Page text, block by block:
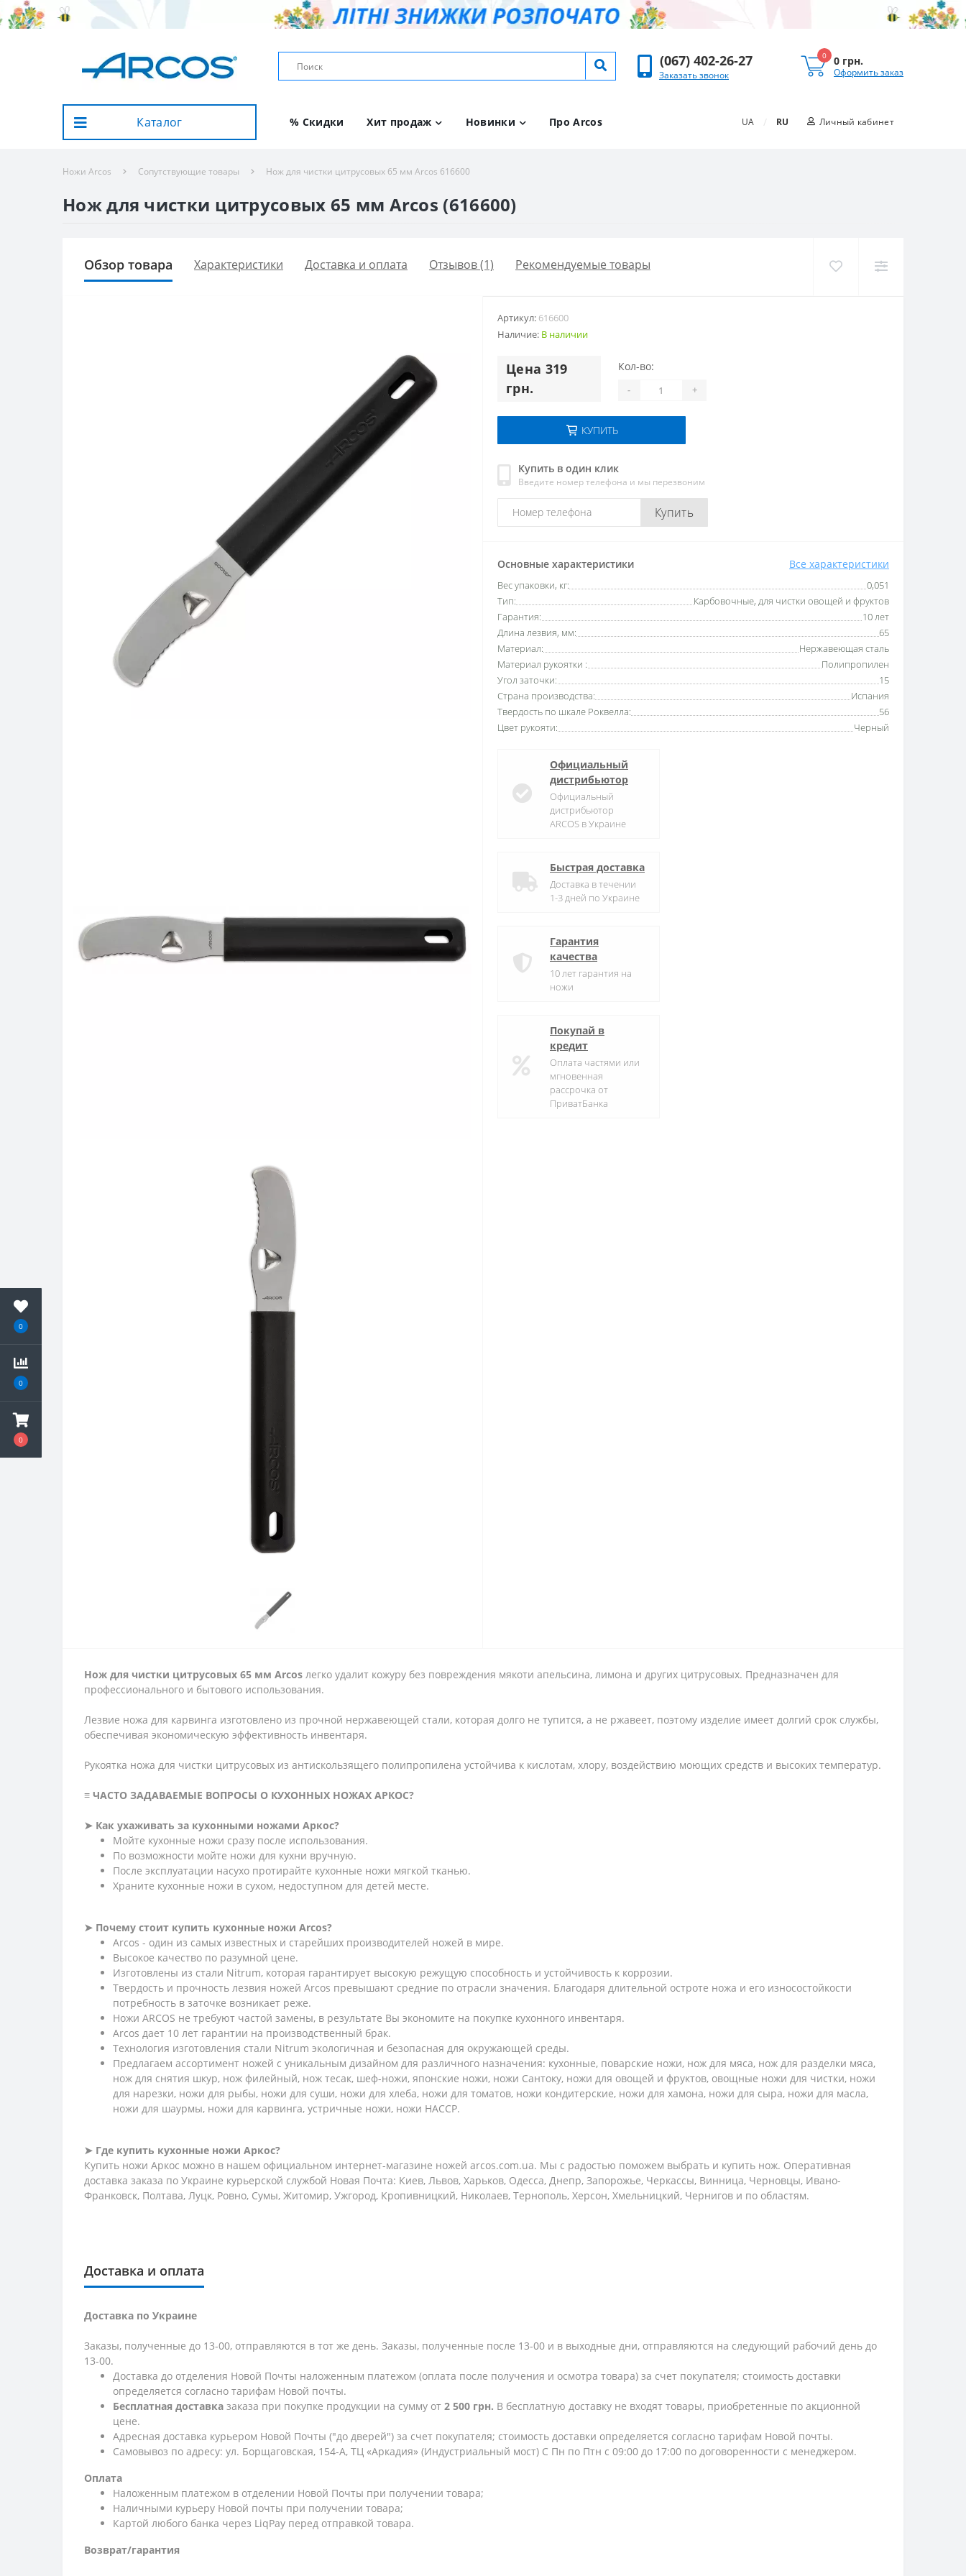
0
0
0
(067) 402-26-27
Заказать звонок
0 0 грн.
Оформить заказ
Каталог % Скидки Хит продаж Новинки Про Arcos UA / RU Личный кабинет
Ножи Arcos Сопутствующие товары Нож для чистки цитрусовых 65 мм Arcos 616600
Нож для чистки цитрусовых 65 мм Arcos (616600)
Обзор товара Характеристики Доставка и оплата Отзывов (1) Рекомендуемые товары
Артикул: 616600
Наличие: В наличии
Цена 319
грн.
Кол-во:
- +
КУПИТЬ
Купить в один клик
Введите номер телефона и мы перезвоним
Купить
Основные характеристики Все характеристики
Вес упаковки, кг:
0,051
Тип:
Карбовочные, для чистки овощей и фруктов
Гарантия:
10 лет
Длина лезвия, мм:
65
Материал:
Нержавеющая сталь
Материал рукоятки :
Полипропилен
Угол заточки:
15
Страна производства:
Испания
Твердость по шкале Роквелла:
56
Цвет рукояти:
Черный
Официальный
дистрибьютор
Официальный
дистрибьютор
ARCOS в Украине
Быстрая доставка
Доставка в течении
1-3 дней по Украине
Гарантия
качества
10 лет гарантия на
ножи
Покупай в
кредит
Оплата частями или
мгновенная
рассрочка от
ПриватБанка
Нож для чистки цитрусовых 65 мм Arcos легко удалит кожуру без повреждения мякоти апельсина, лимона и других цитрусовых. Предназначен для
профессионального и бытового использования.
Лезвие ножа для карвинга изготовлено из прочной нержавеющей стали, которая долго не тупится, а не ржавеет, поэтому изделие имеет долгий срок службы,
обеспечивая экономическую эффективность инвентаря.
Рукоятка ножа для чистки цитрусовых из антискользящего полипропилена устойчива к кислотам, хлору, воздействию моющих средств и высоких температур.
≡ ЧАСТО ЗАДАВАЕМЫЕ ВОПРОСЫ О КУХОННЫХ НОЖАХ АРКОС?
➤ Как ухаживать за кухонными ножами Аркос?
Мойте кухонные ножи сразу после использования.
По возможности мойте ножи для кухни вручную.
После эксплуатации насухо протирайте кухонные ножи мягкой тканью.
Храните кухонные ножи в сухом, недоступном для детей месте.
➤ Почему стоит купить кухонные ножи Arcos?
Arcos - один из самых известных и старейших производителей ножей в мире.
Высокое качество по разумной цене.
Изготовлены из стали Nitrum, которая гарантирует высокую режущую способность и устойчивость к коррозии.
Твердость и прочность лезвия ножей Arcos превышают средние по отрасли значения. Благодаря длительной остроте ножа и его износостойкости
потребность в заточке возникает реже.
Ножи ARCOS не требуют частой замены, в результате Вы экономите на покупке кухонного инвентаря.
Arcos дает 10 лет гарантии на производственный брак.
Технология изготовления стали Nitrum экологичная и безопасная для окружающей среды.
Предлагаем ассортимент ножей с уникальным дизайном для различного назначения: кухонные, поварские ножи, нож для мяса, нож для разделки мяса,
нож для снятия шкур, нож филейный, нож тесак, шеф-ножи, японские ножи, ножи Сантоку, ножи для овощей и фруктов, овощные ножи для чистки, ножи
для нарезки, ножи для рыбы, ножи для суши, ножи для хлеба, ножи для томатов, ножи кондитерские, ножи для хамона, ножи для сыра, ножи для масла,
ножи для шаурмы, ножи для карвинга, устричные ножи, ножи HACCP.
➤ Где купить кухонные ножи Аркос?
Купить ножи Аркос можно в нашем официальном интернет-магазине ножей arcos.com.ua. Мы с радостью поможем выбрать и купить нож. Оперативная
доставка заказа по Украине курьерской службой Новая Почта: Киев, Львов, Харьков, Одесса, Днепр, Запорожье, Черкассы, Винница, Черновцы, Ивано-
Франковск, Полтава, Луцк, Ровно, Сумы, Житомир, Ужгород, Кропивницкий, Николаев, Тернополь, Херсон, Хмельницкий, Чернигов и по областям.
Доставка и оплата
Доставка по Украине
Заказы, полученные до 13-00, отправляются в тот же день. Заказы, полученные после 13-00 и в выходные дни, отправляются на следующий рабочий день до
13-00.
Доставка до отделения Новой Почты наложенным платежом (оплата после получения и осмотра товара) за счет покупателя; стоимость доставки
определяется согласно тарифам Новой почты.
Бесплатная доставка заказа при покупке продукции на сумму от 2 500 грн. В бесплатную доставку не входят товары, приобретенные по акционной
цене.
Адресная доставка курьером Новой Почты ("до дверей") за счет покупателя; стоимость доставки определяется согласно тарифам Новой почты.
Самовывоз по адресу: ул. Борщаговская, 154-А, ТЦ «Аркадия» (Индустриальный мост) С Пн по Птн с 09:00 до 17:00 по договоренности с менеджером.
Оплата
Наложенным платежом в отделении Новой Почты при получении товара;
Наличными курьеру Новой почты при получении товара;
Картой любого банка через LiqPay перед отправкой товара.
Возврат/гарантия